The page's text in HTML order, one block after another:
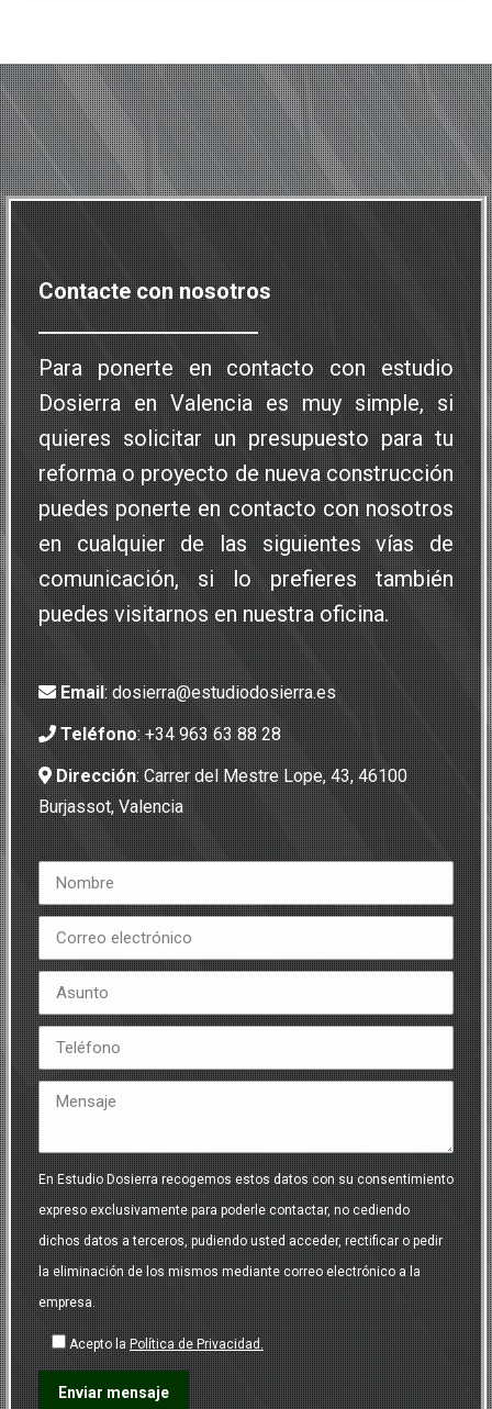
Contacte con nosotros
Para ponerte en contacto con estudio
Dosierra en Valencia es muy simple, si
quieres solicitar un presupuesto para tu
reforma o proyecto de nueva construcción
puedes ponerte en contacto con nosotros
en cualquier de las siguientes vías de
comunicación, si lo prefieres también
puedes visitarnos en nuestra oficina.
Email:dosierra@estudiodosierra.es
Teléfono:+34 963 63 88 28
Dirección: Carrer del Mestre Lope, 43, 46100
Burjassot, Valencia
En Estudio Dosierra recogemos estos datos con su consentimiento
expreso exclusivamente para poderle contactar, no cediendo
dichos datos a terceros, pudiendo usted acceder, rectificar o pedir
la eliminación de los mismos mediante correo electrónico a la
empresa.
Acepto laPolítica de Privacidad.
Por favor, deja este campo vacío.